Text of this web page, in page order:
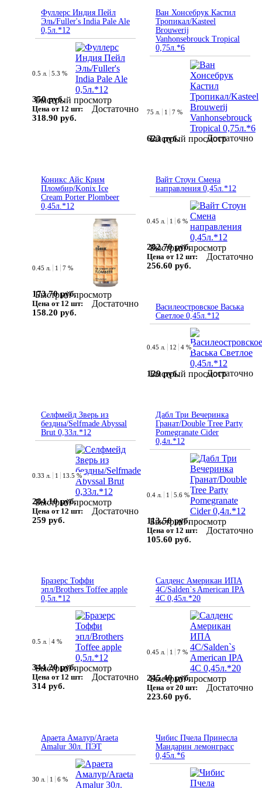
Фуллерс Индия Пейл
Эль/Fuller's India Pale Ale
0,5л.*12
Быстрый просмотр
0.5 л. 5.3 %
350 руб.
Цена от 12 шт:
318.90 руб.
Достаточно
Ван Хонсебрук Кастил
Тропикал/Kasteel
Brouwerij
Vanhonsebrouck Tropical
0,75л.*6
Быстрый просмотр
75 л. 1 7 %
623 руб. Достаточно
Коникс Айс Крим
Пломбир/Konix Ice
Cream Porter Plombeer
0,45л.*12
Быстрый просмотр
0.45 л. 1 7 %
173.70 руб.
Цена от 12 шт:
158.20 руб.
Достаточно
Вайт Стоун Смена
направления 0,45л.*12
Быстрый просмотр
0.45 л. 1 6 %
282.70 руб.
Цена от 12 шт:
256.60 руб.
Достаточно
Василеостровское Васька
Светлое 0,45л.*12
Быстрый просмотр
0.45 л. 12 4 %
129 руб. Достаточно
Селфмейд Зверь из
бездны/Selfmade Abyssal
Brut 0,33л.*12
Быстрый просмотр
0.33 л. 1 13.5 %
284.10 руб.
Цена от 12 шт:
259 руб.
Достаточно
Дабл Три Вечеринка
Гранат/Double Tree Party
Pomegranate Cider
0,4л.*12
Быстрый просмотр
0.4 л. 1 5.6 %
113.50 руб.
Цена от 12 шт:
105.60 руб.
Достаточно
Бразерс Тоффи
эпл/Brothers Toffee apple
0,5л.*12
Быстрый просмотр
0.5 л. 4 %
344.20 руб.
Цена от 12 шт:
314 руб.
Достаточно
Салденс Американ ИПА
4С/Salden`s American IPA
4C 0,45л.*20
Быстрый просмотр
0.45 л. 1 7 %
245.40 руб.
Цена от 20 шт:
223.60 руб.
Достаточно
Араета Амалур/Araeta
Amalur 30л. ПЭТ
30 л. 1 6 %
Чибис Пчела Принесла
Мандарин лемонграсс
0,45л.*6